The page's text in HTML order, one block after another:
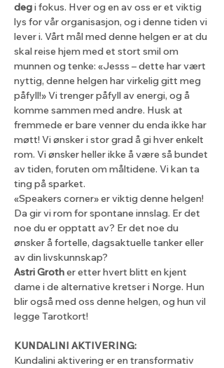
deg i fokus. Hver og en av oss er et viktig
lys for vår organisasjon, og i denne tiden vi
lever i. Vårt mål med denne helgen er at du
skal reise hjem med et stort smil om
munnen og tenke: «Jesss – dette har vært
nyttig, denne helgen har virkelig gitt meg
påfyll!» Vi trenger påfyll av energi, og å
komme sammen med andre. Husk at
fremmede er bare venner du enda ikke har
møtt! Vi ønsker i stor grad å gi hver enkelt
rom. Vi ønsker heller ikke å være så bundet
av tiden, foruten om måltidene. Vi kan ta
ting på sparket.
«Speakers corner» er viktig denne helgen!
Da gir vi rom for spontane innslag. Er det
noe du er opptatt av? Er det noe du
ønsker å fortelle, dagsaktuelle tanker eller
av din livskunnskap?
Astri Groth er etter hvert blitt en kjent
dame i de alternative kretser i Norge. Hun
blir også med oss denne helgen, og hun vil
legge Tarotkort!
KUNDALINI AKTIVERING:
Kundalini aktivering er en transformativ